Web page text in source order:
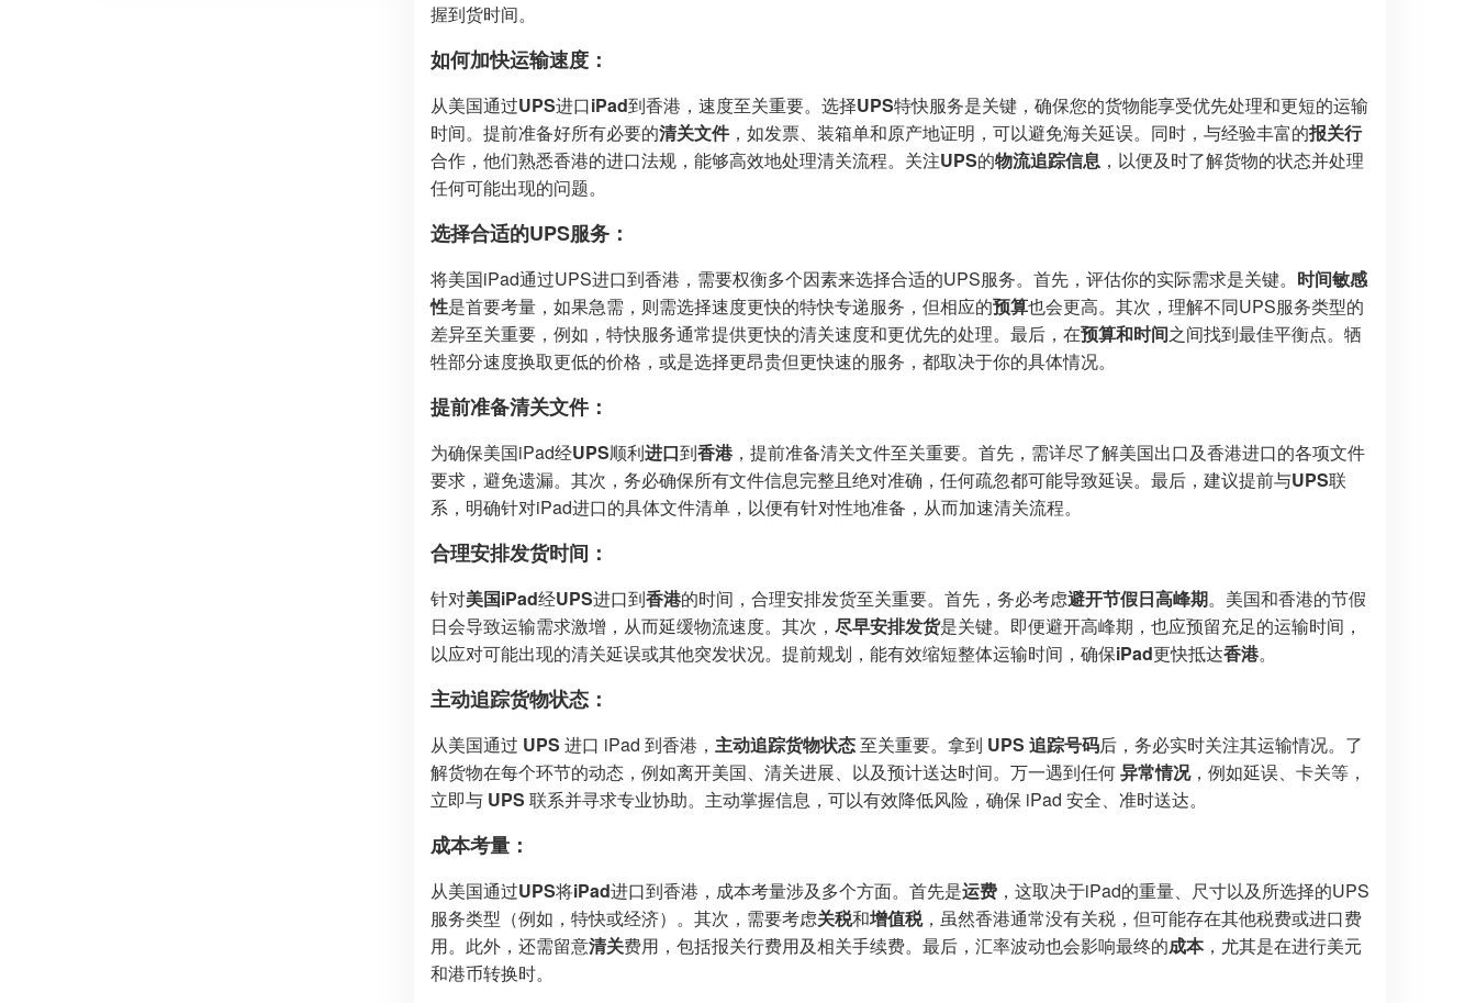
握到货时间。
如何加快运输速度：
从美国通过UPS进口iPad到香港，速度至关重要。选择UPS特快服务是关键，确保您的货物能享受优先处理和更短的运输
时间。提前准备好所有必要的清关文件，如发票、装箱单和原产地证明，可以避免海关延误。同时，与经验丰富的报关行
合作，他们熟悉香港的进口法规，能够高效地处理清关流程。关注UPS的物流追踪信息 ，以便及时了解货物的状态并处理
任何可能出现的问题。
选择合适的UPS服务：
将美国iPad通过UPS进口到香港，需要权衡多个因素来选择合适的UPS服务。首先，评估你的实际需求是关键。 时间敏感
性是首要考量，如果急需，则需选择速度更快的特快专递服务，但相应的预算也会更高。其次，理解不同UPS服务类型的
差异至关重要，例如，特快服务通常提供更快的清关速度和更优先的处理。最后，在预算和时间之间找到最佳平衡点。牺
牲部分速度换取更低的价格，或是选择更昂贵但更快速的服务，都取决于你的具体情况。
提前准备清关文件：
为确保美国iPad经UPS顺利进口到香港，提前准备清关文件至关重要。首先，需详尽了解美国出口及香港进口的各项文件
要求，避免遗漏。其次，务必确保所有文件信息完整且绝对准确，任何疏忽都可能导致延误。最后，建议提前与UPS联
系，明确针对iPad进口的具体文件清单，以便有针对性地准备，从而加速清关流程。
合理安排发货时间：
针对美国iPad经UPS进口到香港的时间，合理安排发货至关重要。首先，务必考虑避开节假日高峰期。美国和香港的节假
日会导致运输需求激增，从而延缓物流速度。其次， 尽早安排发货是关键。即便避开高峰期，也应预留充足的运输时间，
以应对可能出现的清关延误或其他突发状况。提前规划，能有效缩短整体运输时间，确保iPad更快抵达香港。
主动追踪货物状态：
从美国通过 UPS 进口 iPad 到香港， 主动追踪货物状态至关重要。拿到 UPS 追踪号码后，务必实时关注其运输情况。了
解货物在每个环节的动态，例如离开美国、清关进展、以及预计送达时间。万一遇到任何异常情况，例如延误、卡关等，
立即与 UPS 联系并寻求专业协助。主动掌握信息，可以有效降低风险，确保 iPad 安全、准时送达。
成本考量：
从美国通过UPS将iPad进口到香港，成本考量涉及多个方面。首先是运费 ，这取决于iPad的重量、尺寸以及所选择的UPS
服务类型（例如，特快或经济）。其次，需要考虑关税和增值税，虽然香港通常没有关税，但可能存在其他税费或进口费
用。此外，还需留意清关费用，包括报关行费用及相关手续费。最后，汇率波动也会影响最终的成本，尤其是在进行美元
和港币转换时。